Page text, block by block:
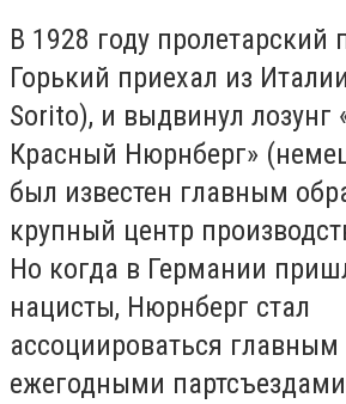
В 1928 году пролетарский
Горький приехал из
Sorito), и выдвинул лозунг
Красный Нюрнберг»
был известен главным
крупный центр
Но когда в Германии
нацисты, Нюрнберг стал
ассоциироваться
ежегодными